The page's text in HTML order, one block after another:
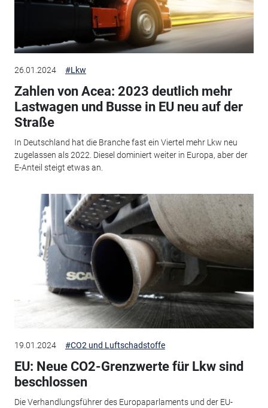
26.01.2024 #Lkw
Zahlen von Acea: 2023 deutlich mehr
Lastwagen und Busse in EU neu auf der
Straße
In Deutschland hat die Branche fast ein Viertel mehr Lkw neu
zugelassen als 2022. Diesel dominiert weiter in Europa, aber der
E-Anteil steigt etwas an.
19.01.2024 #CO2 und Luftschadstoffe
EU: Neue CO2-Grenzwerte für Lkw sind
beschlossen
Die Verhandlungsführer des Europaparlaments und der EU-